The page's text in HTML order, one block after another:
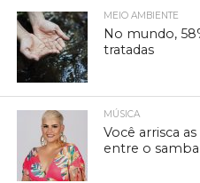
MEIO AMBIENTE
No mundo,
tratadas
MÚSICA
Você arrisca
entre o